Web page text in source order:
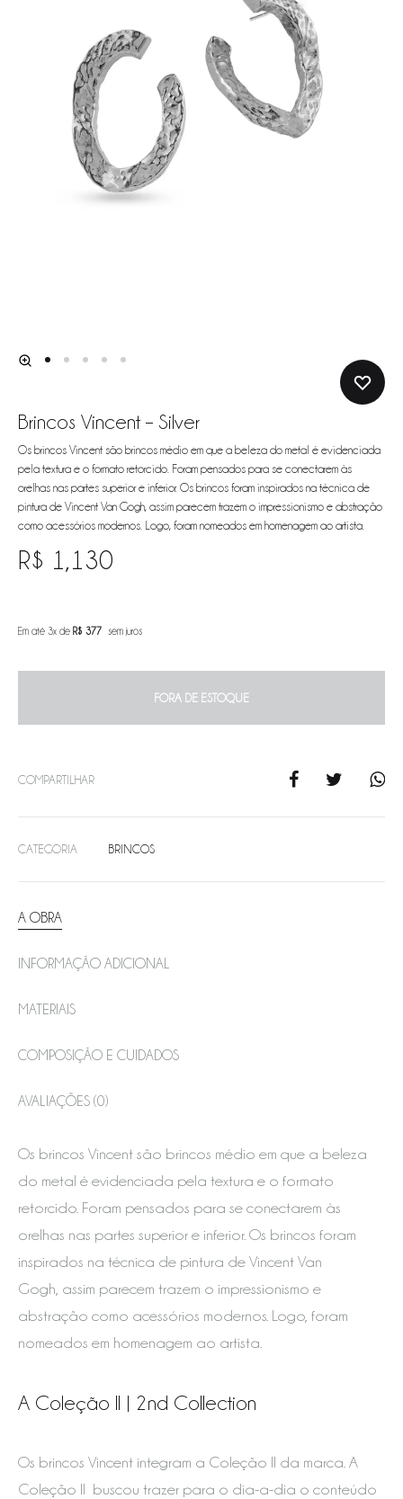
Brincos Vincent – Silver
Os brincos Vincent são brincos médio em que a beleza do metal é evidenciada
pela textura e o formato retorcido. Foram pensados para se conectarem às
orelhas nas partes superior e inferior. Os brincos foram inspirados na técnica de
pintura de Vincent Van Gogh, assim parecem trazem o impressionismo e abstração
como acessórios modernos. Logo, foram nomeados em homenagem ao artista.
R$ 1,130
Em até 3x de R$ 377 sem juros
FORA DE ESTOQUE
COMPARTILHAR
CATEGORIA BRINCOS
A OBRA
INFORMAÇÃO ADICIONAL
MATERIAIS
COMPOSIÇÃO E CUIDADOS
AVALIAÇÕES (0)
Os brincos Vincent são brincos médio em que a beleza
do metal é evidenciada pela textura e o formato
retorcido. Foram pensados para se conectarem às
orelhas nas partes superior e inferior. Os brincos foram
inspirados na técnica de pintura de Vincent Van
Gogh, assim parecem trazem o impressionismo e
abstração como acessórios modernos. Logo, foram
nomeados em homenagem ao artista.
A Coleção II | 2nd Collection
Os brincos Vincent integram a Coleção II da marca. A
Coleção II buscou trazer para o dia-a-dia o conteúdo